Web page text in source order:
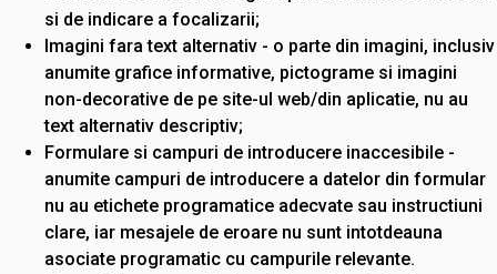
si de indicare a focalizarii;
Imagini fara text alternativ - o parte din imagini, inclusiv
anumite grafice informative, pictograme si imagini
non-decorative de pe site-ul web/din aplicatie, nu au
text alternativ descriptiv;
Formulare si campuri de introducere inaccesibile -
anumite campuri de introducere a datelor din formular
nu au etichete programatice adecvate sau instructiuni
clare, iar mesajele de eroare nu sunt intotdeauna
asociate programatic cu campurile relevante.